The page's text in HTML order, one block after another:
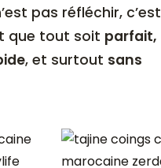
pas réfléchir, c’est
que tout soit parfait,
, et surtout sans